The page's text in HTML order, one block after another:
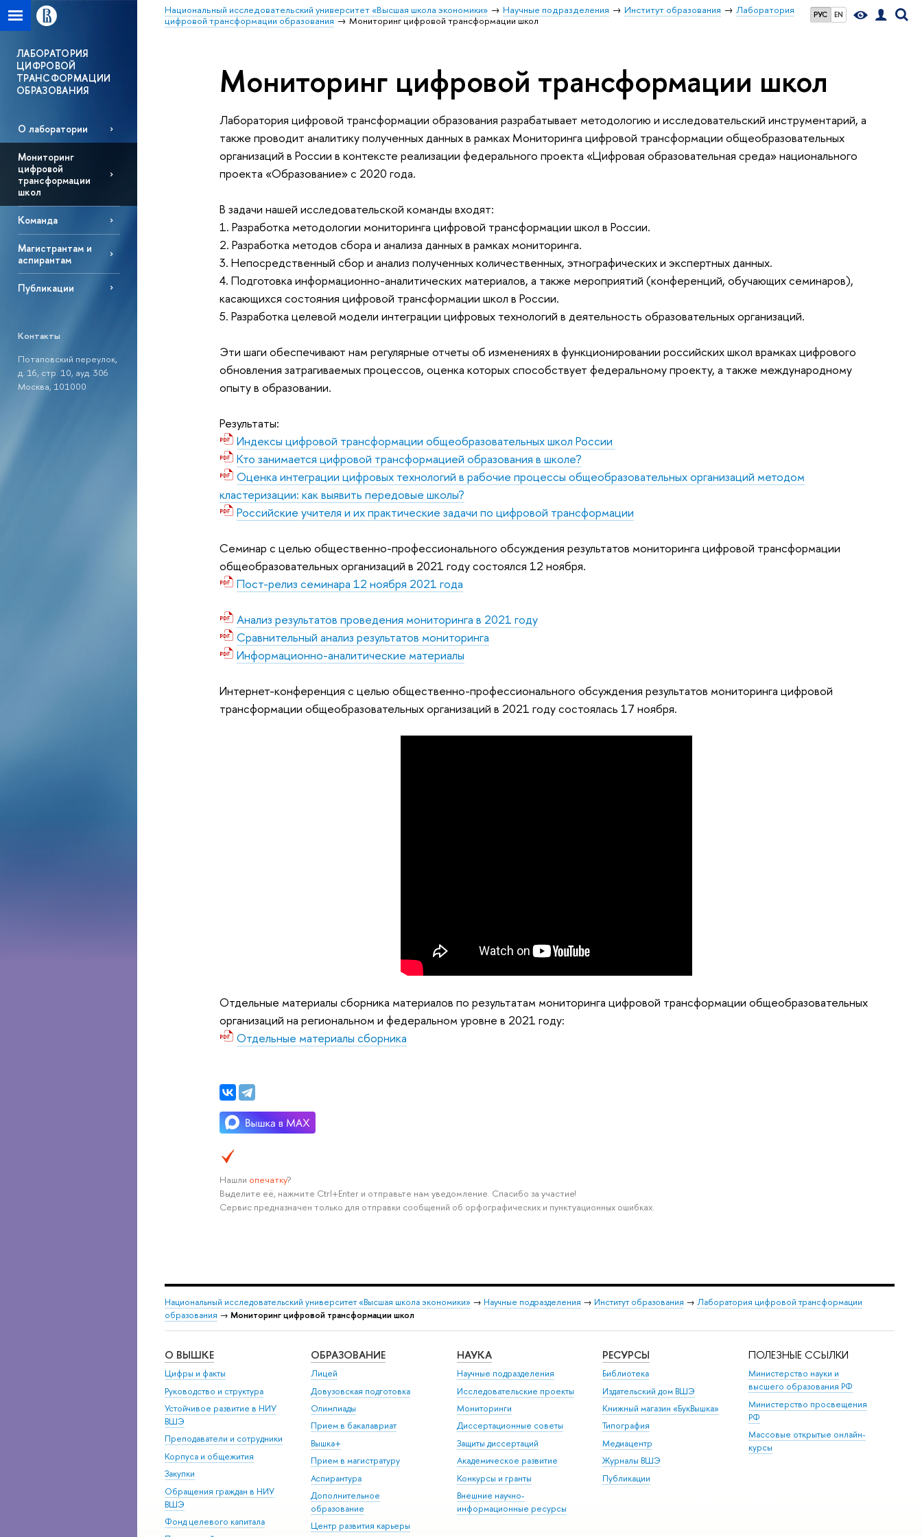
РУС EN
Национальный исследовательский университет «Высшая школа экономики» Научные подразделения Институт образования
Лаборатория
цифровой трансформации образования
Мониторинг цифровой трансформации школ
ЛАБОРАТОРИЯ
ЦИФРОВОЙ
ТРАНСФОРМАЦИИ
ОБРАЗОВАНИЯ
О лаборатории
Мониторинг
цифровой
трансформации
школ
Команда
Магистрантам и
аспирантам
Публикации
Контакты
Потаповский переулок,
д. 16, стр. 10, ауд. 306
Москва, 101000
Мониторинг цифровой трансформации школ
Лаборатория цифровой трансформации образования разрабатывает методологию и исследовательский инструментарий, а
также проводит аналитику полученных данных в рамках Мониторинга цифровой трансформации общеобразовательных
организаций в России в контексте реализации федерального проекта «Цифровая образовательная среда» национального
проекта «Образование» с 2020 года.
В задачи нашей исследовательской команды входят:
1. Разработка методологии мониторинга цифровой трансформации школ в России.
2. Разработка методов сбора и анализа данных в рамках мониторинга.
3. Непосредственный сбор и анализ полученных количественных, этнографических и экспертных данных.
4. Подготовка информационно-аналитических материалов, а также мероприятий (конференций, обучающих семинаров),
касающихся состояния цифровой трансформации школ в России.
5. Разработка целевой модели интеграции цифровых технологий в деятельность образовательных организаций.
Эти шаги обеспечивают нам регулярные отчеты об изменениях в функционировании российских школ врамках цифрового
обновления затрагиваемых процессов, оценка которых способствует федеральному проекту, а также международному
опыту в образовании.
Результаты:
Индексы цифровой трансформации общеобразовательных школ России
Кто занимается цифровой трансформацией образования в школе?
Оценка интеграции цифровых технологий в рабочие процессы общеобразовательных организаций методом
кластеризации: как выявить передовые школы?
Российские учителя и их практические задачи по цифровой трансформации
Семинар с целью общественно-профессионального обсуждения результатов мониторинга цифровой трансформации
общеобразовательных организаций в 2021 году состоялся 12 ноября.
Пост-релиз семинара 12 ноября 2021 года
Анализ результатов проведения мониторинга в 2021 году
Сравнительный анализ результатов мониторинга
Информационно-аналитические материалы
Интернет-конференция с целью общественно-профессионального обсуждения результатов мониторинга цифровой
трансформации общеобразовательных организаций в 2021 году состоялась 17 ноября.
Отдельные материалы сборника материалов по результатам мониторинга цифровой трансформации общеобразовательных
организаций на региональном и федеральном уровне в 2021 году:
Отдельные материалы сборника
Нашли опечатку?
Выделите её, нажмите Ctrl+Enter и отправьте нам уведомление. Спасибо за участие!
Сервис предназначен только для отправки сообщений об орфографических и пунктуационных ошибках.
Национальный исследовательский университет «Высшая школа экономики» → Научные подразделения → Институт образования → Лаборатория цифровой трансформации
образования → Мониторинг цифровой трансформации школ
О ВЫШКЕ
Цифры и факты
Руководство и структура
Устойчивое развитие в НИУ
ВШЭ
Преподаватели и сотрудники
Корпуса и общежития
Закупки
Обращения граждан в НИУ
ВШЭ
Фонд целевого капитала
ОБРАЗОВАНИЕ
Лицей
Довузовская подготовка
Олимпиады
Прием в бакалавриат
Вышка+
Прием в магистратуру
Аспирантура
Дополнительное
образование
Центр развития карьеры
НАУКА
Научные подразделения
Исследовательские проекты
Мониторинги
Диссертационные советы
Защиты диссертаций
Академическое развитие
Конкурсы и гранты
Внешние научно-
информационные ресурсы
РЕСУРСЫ
Библиотека
Издательский дом ВШЭ
Книжный магазин «БукВышка»
Типография
Медиацентр
Журналы ВШЭ
Публикации
ПОЛЕЗНЫЕ ССЫЛКИ
Министерство науки и
высшего образования РФ
Министерство просвещения
РФ
Массовые открытые онлайн-
курсы